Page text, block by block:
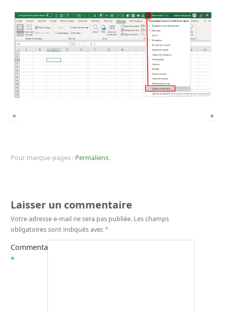
« »
Pour marque-pages : Permaliens.
Laisser un commentaire
Votre adresse e-mail ne sera pas publiée. Les champs
obligatoires sont indiqués avec*
Commentaire
*